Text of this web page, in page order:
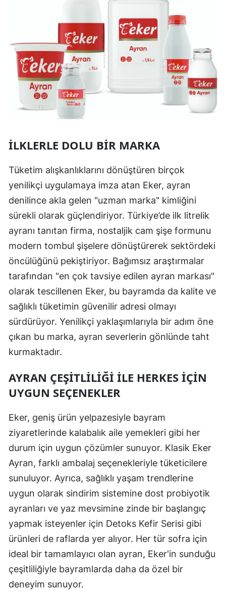
İLKLERLE DOLU BIR MARKA
Tüketim alışkanlıklarını dönüştüren birçok
yenilikçi uygulamaya imza atan Eker, ayran
denilince akla gelen "uzman marka" kimliğini
sürekli olarak güçlendiriyor. Türkiye’de ilk litrelik
ayranı tanıtan firma, nostaljik cam şişe formunu
modern tombul şişelere dönüştürerek sektördeki
öncülüğünü pekiştiriyor. Bağımsız araştırmalar
tarafından "en çok tavsiye edilen ayran markası"
olarak tescillenen Eker, bu bayramda da kalite ve
sağlıklı tüketimin güvenilir adresi olmayı
sürdürüyor. Yenilikçi yaklaşımlarıyla bir adım öne
çıkan bu marka, ayran severlerin gönlünde taht
kurmaktadır.
AYRAN ÇEŞITLILIĞI ILE HERKES İÇIN
UYGUN SEÇENEKLER
Eker, geniş ürün yelpazesiyle bayram
ziyaretlerinde kalabalık aile yemekleri gibi her
durum için uygun çözümler sunuyor. Klasik Eker
Ayran, farklı ambalaj seçenekleriyle tüketicilere
sunuluyor. Ayrıca, sağlıklı yaşam trendlerine
uygun olarak sindirim sistemine dost probiyotik
ayranları ve yaz mevsimine zinde bir başlangıç
yapmak isteyenler için Detoks Kefir Serisi gibi
ürünleri de raflarda yer alıyor. Her tür sofra için
ideal bir tamamlayıcı olan ayran, Eker'in sunduğu
çeşitliliğiyle bayramlarda daha da özel bir
deneyim sunuyor.